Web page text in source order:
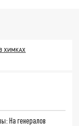
ХИМКАХ
На генералов